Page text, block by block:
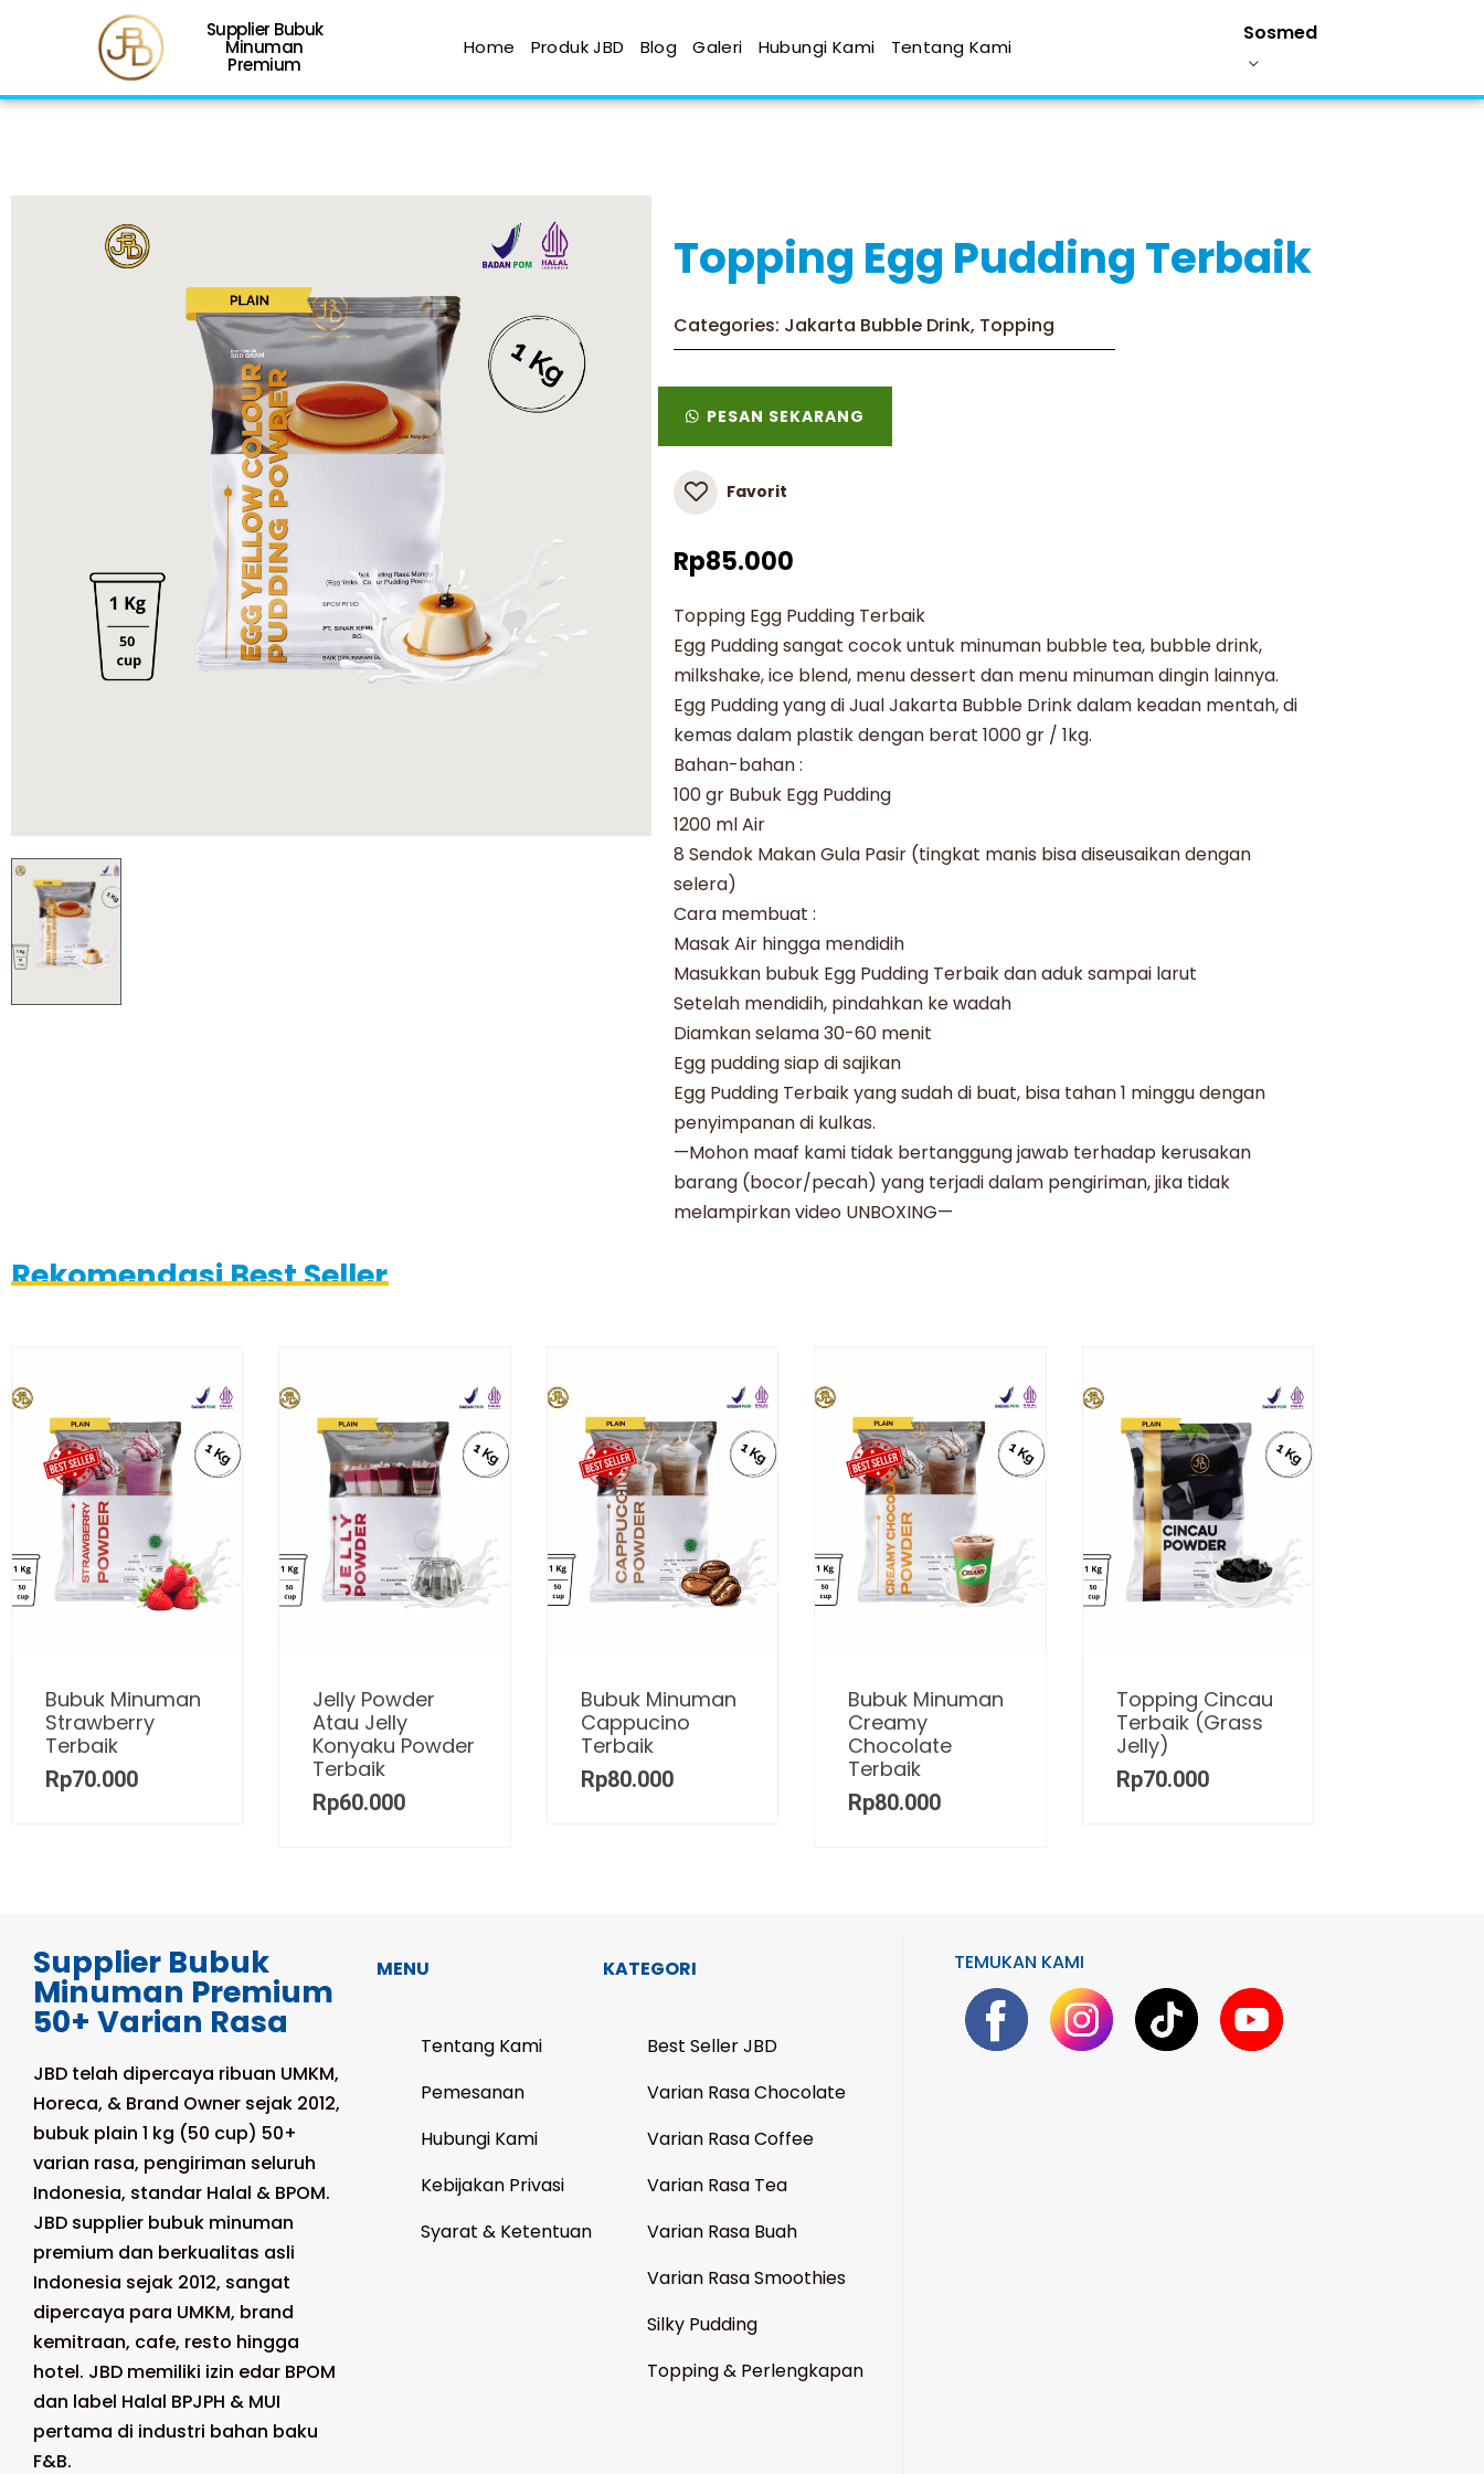
Supplier Bubuk
Minuman
Premium
Home Produk JBD Blog Galeri Hubungi Kami Tentang Kami
Sosmed
Topping Egg Pudding Terbaik
Categories: Jakarta Bubble Drink, Topping
PESAN SEKARANG
Favorit
Rp85.000
Topping Egg Pudding Terbaik
Egg Pudding sangat cocok untuk minuman bubble tea, bubble drink,
milkshake, ice blend, menu dessert dan menu minuman dingin lainnya.
Egg Pudding yang di Jual Jakarta Bubble Drink dalam keadan mentah, di
kemas dalam plastik dengan berat 1000 gr / 1kg.
Bahan-bahan :
100 gr Bubuk Egg Pudding
1200 ml Air
8 Sendok Makan Gula Pasir (tingkat manis bisa diseusaikan dengan
selera)
Cara membuat :
Masak Air hingga mendidih
Masukkan bubuk Egg Pudding Terbaik dan aduk sampai larut
Setelah mendidih, pindahkan ke wadah
Diamkan selama 30-60 menit
Egg pudding siap di sajikan
Egg Pudding Terbaik yang sudah di buat, bisa tahan 1 minggu dengan
penyimpanan di kulkas.
—Mohon maaf kami tidak bertanggung jawab terhadap kerusakan
barang (bocor/pecah) yang terjadi dalam pengiriman, jika tidak
melampirkan video UNBOXING—
Rekomendasi Best Seller
Bubuk Minuman
Strawberry
Terbaik
Rp70.000
Jelly Powder
Atau Jelly
Konyaku Powder
Terbaik
Rp60.000
Bubuk Minuman
Cappucino
Terbaik
Rp80.000
Bubuk Minuman
Creamy
Chocolate
Terbaik
Rp80.000
Topping Cincau
Terbaik (Grass
Jelly)
Rp70.000
Supplier Bubuk
Minuman Premium
50+ Varian Rasa
JBD telah dipercaya ribuan UMKM,
Horeca, & Brand Owner sejak 2012,
bubuk plain 1 kg (50 cup) 50+
varian rasa, pengiriman seluruh
Indonesia, standar Halal & BPOM.
JBD supplier bubuk minuman
premium dan berkualitas asli
Indonesia sejak 2012, sangat
dipercaya para UMKM, brand
kemitraan, cafe, resto hingga
hotel. JBD memiliki izin edar BPOM
dan label Halal BPJPH & MUI
pertama di industri bahan baku
F&B.
MENU
Tentang Kami
Pemesanan
Hubungi Kami
Kebijakan Privasi
Syarat & Ketentuan
KATEGORI
Best Seller JBD
Varian Rasa Chocolate
Varian Rasa Coffee
Varian Rasa Tea
Varian Rasa Buah
Varian Rasa Smoothies
Silky Pudding
Topping & Perlengkapan
TEMUKAN KAMI